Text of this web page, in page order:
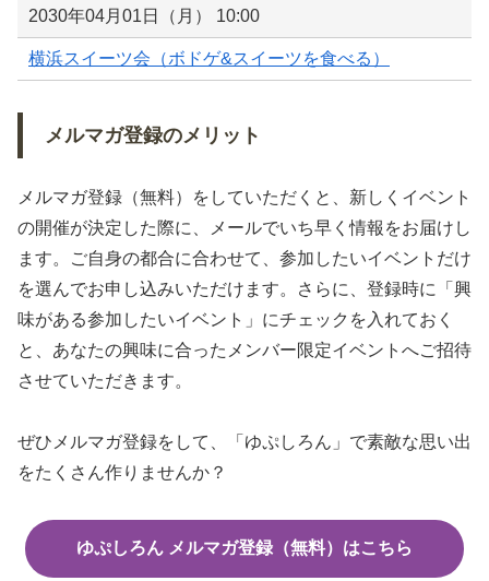
2030年04月01日（月） 10:00
横浜スイーツ会（ボドゲ&スイーツを食べる）
メルマガ登録のメリット
メルマガ登録（無料）をしていただくと、新しくイベント
の開催が決定した際に、メールでいち早く情報をお届けし
ます。ご自身の都合に合わせて、参加したいイベントだけ
を選んでお申し込みいただけます。さらに、登録時に「興
味がある参加したいイベント」にチェックを入れておく
と、あなたの興味に合ったメンバー限定イベントへご招待
させていただきます。
ぜひメルマガ登録をして、「ゆぷしろん」で素敵な思い出
をたくさん作りませんか？
ゆぷしろん メルマガ登録（無料）はこちら